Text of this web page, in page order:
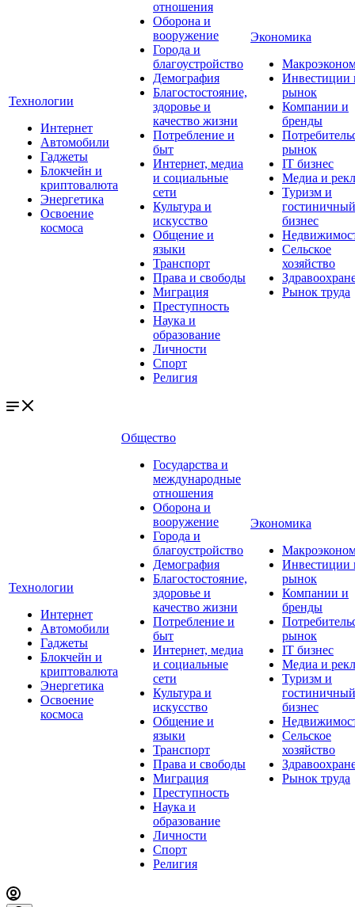
Технологии
Интернет
Автомобили
Гаджеты
Блокчейн и
криптовалюта
Энергетика
Освоение
космоса
отношения
Оборона и
вооружение
Города и
благоустройство
Демография
Благостостояние,
здоровье и
качество жизни
Потребление и
быт
Интернет, медиа
и социальные
сети
Культура и
искусство
Общение и
языки
Транспорт
Права и свободы
Миграция
Преступность
Наука и
образование
Личности
Спорт
Религия
Экономика
Инвестиции
рынок
Компании и
бренды
рынок
IT бизнес
Медиа и
Туризм и
гостиничный
бизнес
Сельское
хозяйство
Рынок труда
Технологии
Интернет
Автомобили
Гаджеты
Блокчейн и
криптовалюта
Энергетика
Освоение
космоса
Общество
Государства и
международные
отношения
Оборона и
вооружение
Города и
благоустройство
Демография
Благостостояние,
здоровье и
качество жизни
Потребление и
быт
Интернет, медиа
и социальные
сети
Культура и
искусство
Общение и
языки
Транспорт
Права и свободы
Миграция
Преступность
Наука и
образование
Личности
Спорт
Религия
Экономика
Инвестиции
рынок
Компании и
бренды
рынок
IT бизнес
Медиа и
Туризм и
гостиничный
бизнес
Сельское
хозяйство
Рынок труда